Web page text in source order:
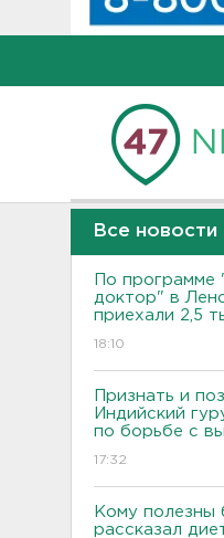
Все новости
По программе
доктор" в
приехали 2,5
18:10
Признать и
Индийский
по борьбе с
17:32
Кому полезны
рассказал